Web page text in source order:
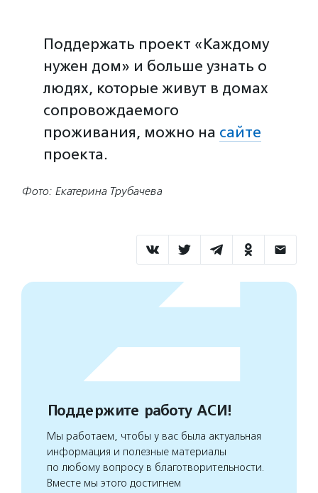
Поддержать проект «Каждому
нужен дом» и больше узнать о
людях, которые живут в домах
сопровождаемого
проживания, можно на сайте
проекта.
Фото: Екатерина Трубачева
Поддержите работу АСИ!
Мы работаем, чтобы у вас была актуальная
информация и полезные материалы
по любому вопросу в благотворительности.
Вместе мы этого достигнем